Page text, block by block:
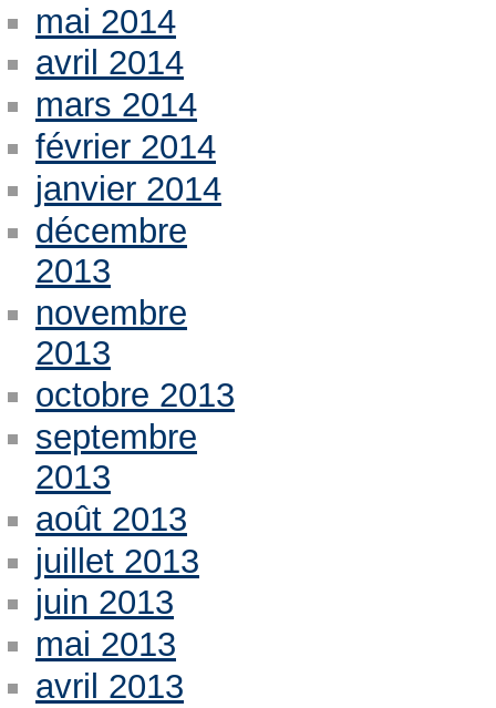
mai 2014
avril 2014
mars 2014
février 2014
janvier 2014
décembre
2013
novembre
2013
octobre 2013
septembre
2013
août 2013
juillet 2013
juin 2013
mai 2013
avril 2013